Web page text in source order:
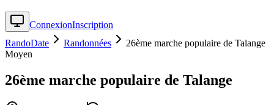
ConnexionInscription
RandoDate
Randonnées
26ème marche populaire de Talange
Moyen
26ème marche populaire de Talange